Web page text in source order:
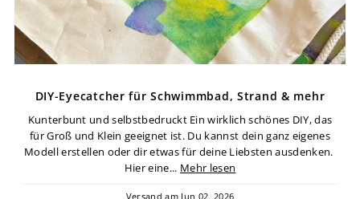
DIY-Eyecatcher für Schwimmbad, Strand & mehr
Kunterbunt und selbstbedruckt Ein wirklich schönes DIY, das
für Groß und Klein geeignet ist. Du kannst dein ganz eigenes
Modell erstellen oder dir etwas für deine Liebsten ausdenken.
Hier eine... Mehr lesen
Versand am Jun 02, 2026